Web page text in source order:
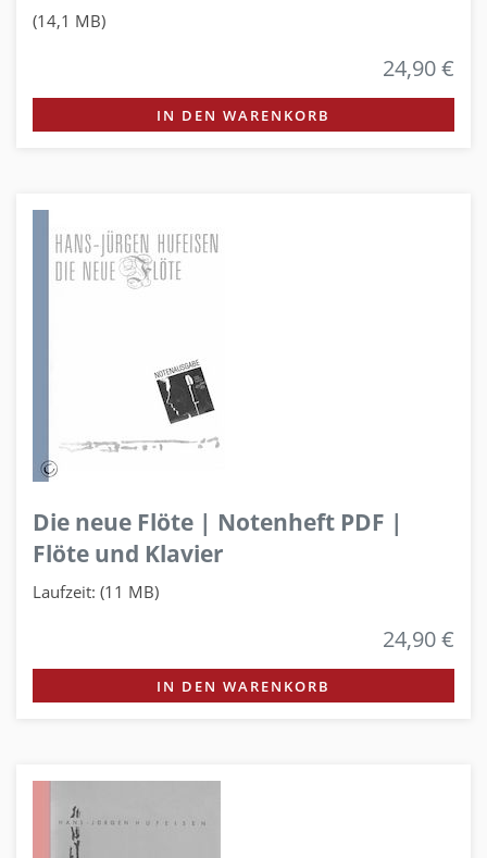
(14,1 MB)
24,90 €
IN DEN WARENKORB
Die neue Flöte | Notenheft PDF |
Flöte und Klavier
Laufzeit: (11 MB)
24,90 €
IN DEN WARENKORB